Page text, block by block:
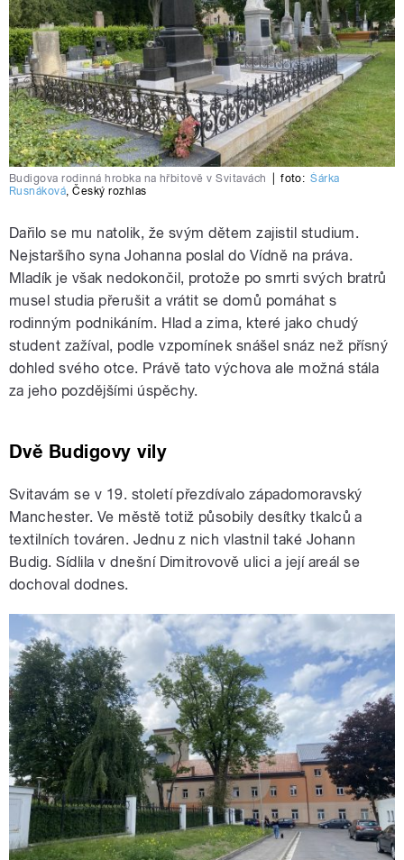
Budigova rodinná hrobka na hřbitově v Svitavách foto: Šárka
Rusnáková,Český rozhlas
Dařilo se mu natolik, že svým dětem zajistil studium.
Nejstaršího syna Johanna poslal do Vídně na práva.
Mladík je však nedokončil, protože po smrti svých bratrů
musel studia přerušit a vrátit se domů pomáhat s
rodinným podnikáním. Hlad a zima, které jako chudý
student zažíval, podle vzpomínek snášel snáz než přísný
dohled svého otce. Právě tato výchova ale možná stála
za jeho pozdějšími úspěchy.
Dvě Budigovy vily
Svitavám se v 19. století přezdívalo západomoravský
Manchester. Ve městě totiž působily desítky tkalců a
textilních továren. Jednu z nich vlastnil také Johann
Budig. Sídlila v dnešní Dimitrovově ulici a její areál se
dochoval dodnes.